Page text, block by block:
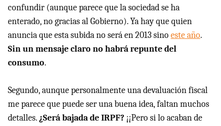
confundir (aunque parece que la sociedad se ha
enterado, no gracias al Gobierno). Ya hay que quien
anuncia que esta subida no será en 2013 sinoeste año.
Sin un mensaje claro no habrá repunte del
consumo.
Segundo, aunque personalmente una devaluación fiscal
me parece que puede ser una buena idea, faltan muchos
detalles. ¿Será bajada deIRPF? ¡¡Pero si lo acaban de